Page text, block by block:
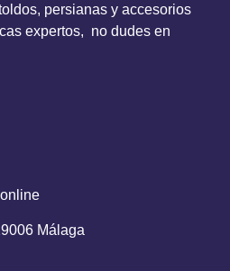
persianas y accesorios
expertos, no dudes en
Málaga